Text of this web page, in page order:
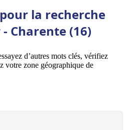
la recherche
Charente (16)
d’autres mots clés, vérifiez
votre zone géographique de